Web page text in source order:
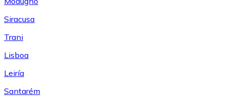
Siracusa
Trani
Lisboa
Leiría
Santarém